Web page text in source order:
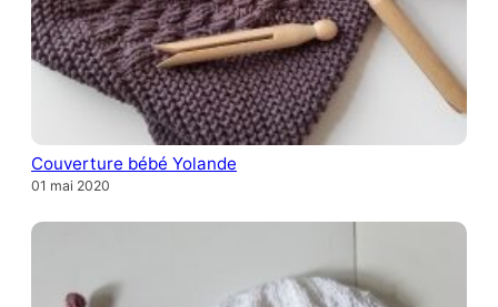
Couverture bébé Yolande
01 mai 2020